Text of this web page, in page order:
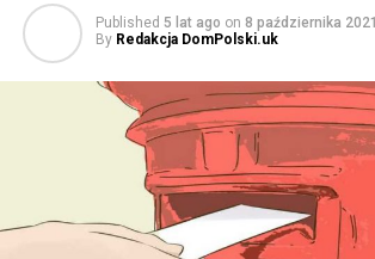
Published 5 lat ago on 8 października 2021
By Redakcja DomPolski.uk